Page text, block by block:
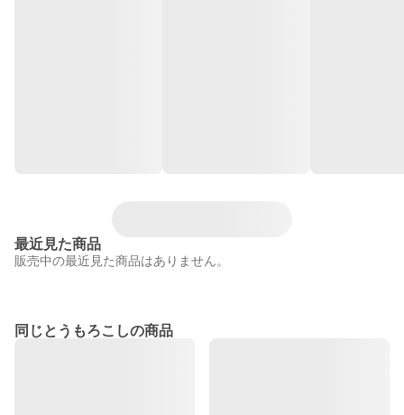
最近見た商品
販売中の最近見た商品はありません。
同じとうもろこしの商品